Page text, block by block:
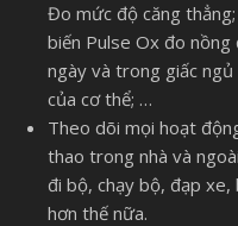
Đo mức độ căng
biến Pulse Ox đo
ngày và trong giấc
của cơ thể; …
Theo dõi mọi hoạt
thao trong nhà và
đi bộ, chạy bộ, đạp
hơn thế nữa.